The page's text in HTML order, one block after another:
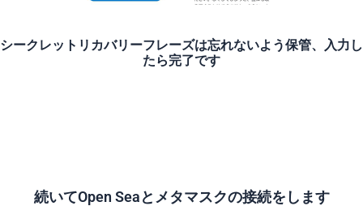
シークレットリカバリーフレーズは忘れないよう保管、入力し
たら完了です
続いてOpen Seaとメタマスクの接続をします